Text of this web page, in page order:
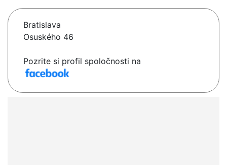
Bratislava
Osuského 46
Pozrite si profil spoločnosti na